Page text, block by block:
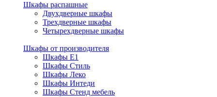
Шкафы распашные
Двухдверные шкафы
Трехдверные шкафы
Четырехдверные шкафы
Шкафы от производителя
Шкафы E1
Шкафы Стиль
Шкафы Леко
Шкафы Интеди
Шкафы Стенд мебель